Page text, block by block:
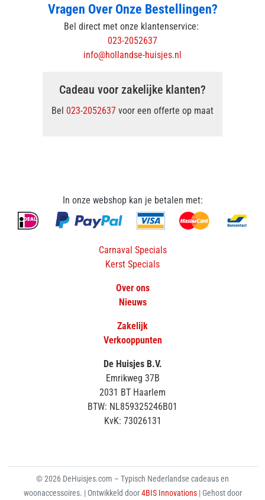
Vragen Over Onze Bestellingen?
Bel direct met onze klantenservice:
023-2052637
info@hollandse-huisjes.nl
Cadeau voor zakelijke klanten?
Bel 023-2052637 voor een offerte op maat
In onze webshop kan je betalen met:
Carnaval Specials
Kerst Specials
Over ons
Nieuws
Zakelijk
Verkooppunten
De Huisjes B.V.
Emrikweg 37B
2031 BT Haarlem
BTW: NL859325246B01
KvK: 73026131
© 2026 DeHuisjes.com – Typisch Nederlandse cadeaus en
woonaccessoires. | Ontwikkeld door4BIS Innovations | Gehost door